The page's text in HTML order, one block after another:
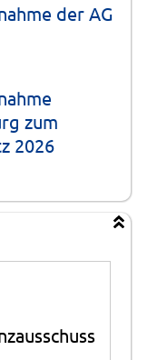
der AG
zum
2026